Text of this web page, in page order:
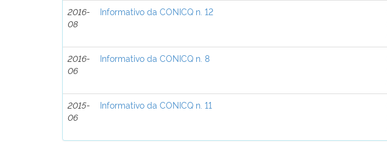
2016-
08
Informativo da CONICQ n. 12
2016-
06
Informativo da CONICQ n. 8
2015-
06
Informativo da CONICQ n. 11